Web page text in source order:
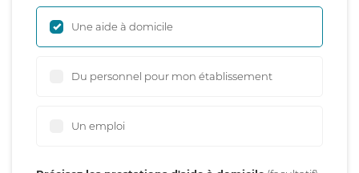
Une aide à domicile
Du personnel pour mon établissement
Un emploi